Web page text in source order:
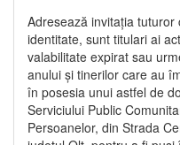
Adresează invitația
identitate, sunt titulari ai
valabilitate expirat sau
anului și tinerilor care au
în posesia unui astfel de
Serviciului Public
Persoanelor, din Strada